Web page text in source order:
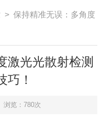
> 保持精准无误：多角度
激光光散射检测
巧！
浏览：780次